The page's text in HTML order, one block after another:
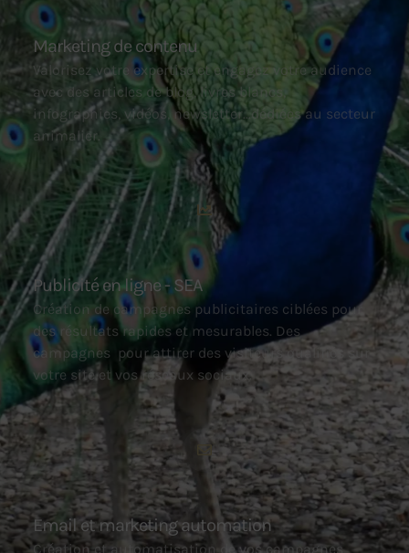
Marketing de contenu
Valorisez votre expertise et engagez votre audience
avec des articles de blog, livres blancs,
infographies, vidéos, newsletter…dédiées au secteur
animalier.
Publicité en ligne - SEA
Création de campagnes publicitaires ciblées pour
des résultats rapides et mesurables. Des
campagnes pour attirer des visiteurs qualifiés sur
votre site et vos réseaux sociaux.
Email et marketing automation
Création et automatisation de vos campagnes